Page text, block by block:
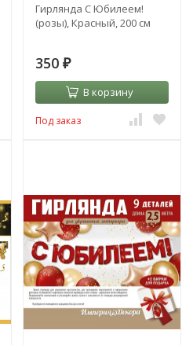
Гирлянда С Юбилеем!
(розы), Красный, 200 см
350 ₽
В корзину
Под заказ